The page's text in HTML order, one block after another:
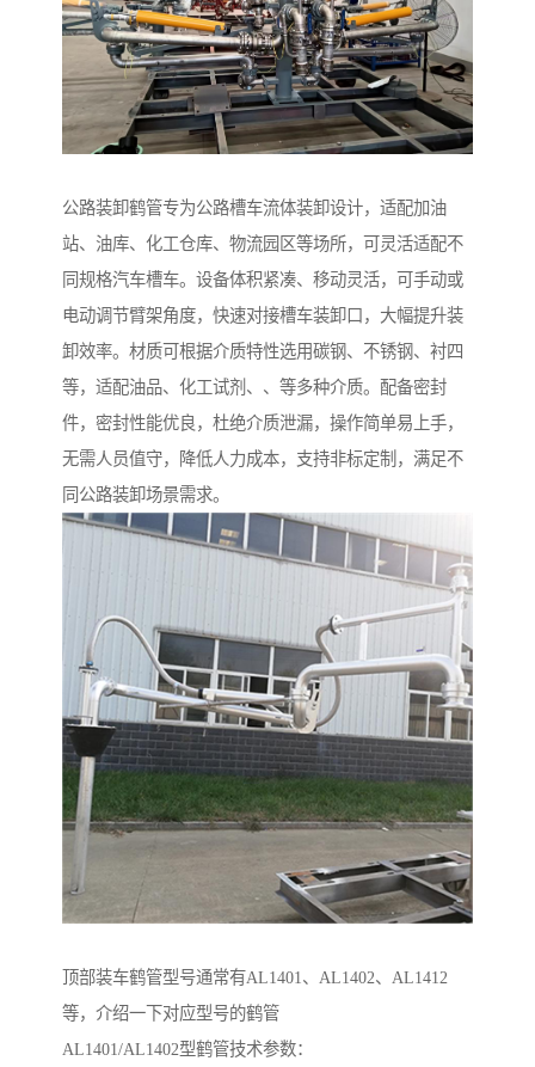
公路装卸鹤管专为公路槽车流体装卸设计，适配加油
站、油库、化工仓库、物流园区等场所，可灵活适配不
同规格汽车槽车。设备体积紧凑、移动灵活，可手动或
电动调节臂架角度，快速对接槽车装卸口，大幅提升装
卸效率。材质可根据介质特性选用碳钢、不锈钢、衬四
等，适配油品、化工试剂、、等多种介质。配备密封
件，密封性能优良，杜绝介质泄漏，操作简单易上手，
无需人员值守，降低人力成本，支持非标定制，满足不
同公路装卸场景需求。
顶部装车鹤管型号通常有AL1401、AL1402、AL1412
等，介绍一下对应型号的鹤管
AL1401/AL1402型鹤管技术参数：